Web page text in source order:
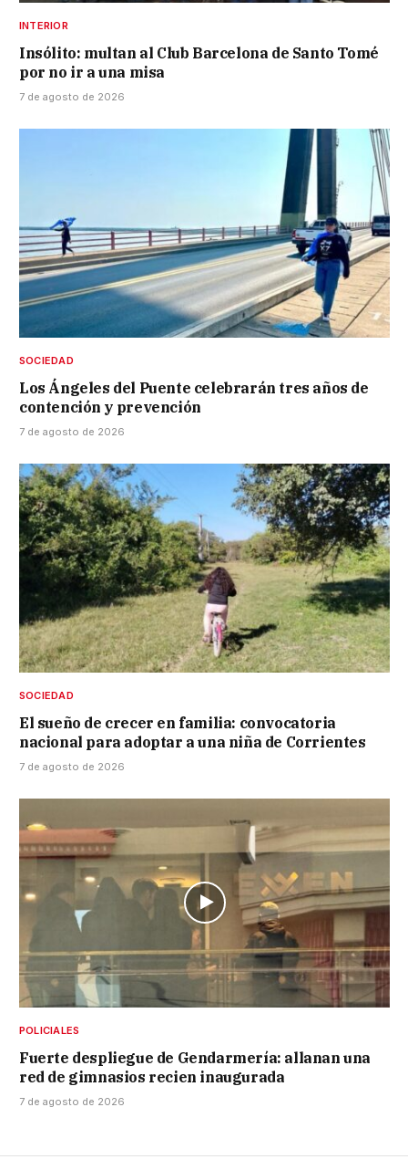
INTERIOR
Insólito: multan al Club Barcelona de Santo Tomé
por no ir a una misa
7 de agosto de 2026
SOCIEDAD
Los Ángeles del Puente celebrarán tres años de
contención y prevención
7 de agosto de 2026
SOCIEDAD
El sueño de crecer en familia: convocatoria
nacional para adoptar a una niña de Corrientes
7 de agosto de 2026
POLICIALES
Fuerte despliegue de Gendarmería: allanan una
red de gimnasios recien inaugurada
7 de agosto de 2026